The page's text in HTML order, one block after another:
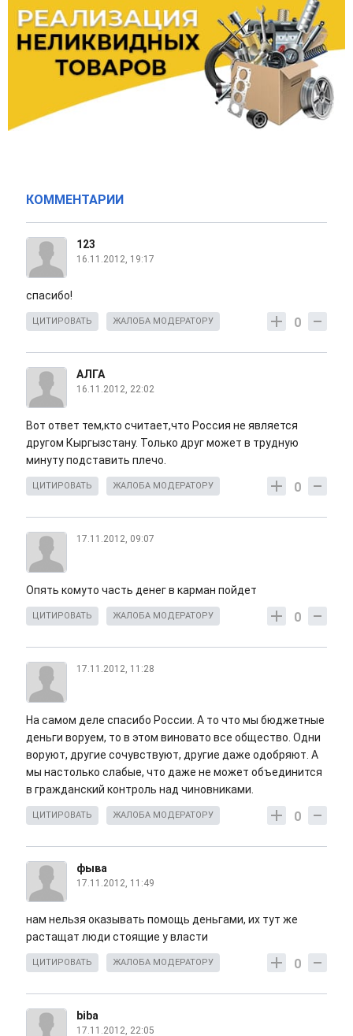
КОММЕНТАРИИ
123
16.11.2012, 19:17
спасибо!
0
ЦИТИРОВАТЬ ЖАЛОБА МОДЕРАТОРУ
АЛГА
16.11.2012, 22:02
Вот ответ тем,кто считает,что Россия не является
другом Кыргызстану. Только друг может в трудную
минуту подставить плечо.
0
ЦИТИРОВАТЬ ЖАЛОБА МОДЕРАТОРУ
17.11.2012, 09:07
Опять комуто часть денег в карман пойдет
0
ЦИТИРОВАТЬ ЖАЛОБА МОДЕРАТОРУ
17.11.2012, 11:28
На самом деле спасибо России. А то что мы бюджетные
деньги воруем, то в этом виновато все общество. Одни
воруют, другие сочувствуют, другие даже одобряют. А
мы настолько слабые, что даже не может объединится
в гражданский контроль над чиновниками.
0
ЦИТИРОВАТЬ ЖАЛОБА МОДЕРАТОРУ
фыва
17.11.2012, 11:49
нам нельзя оказывать помощь деньгами, их тут же
растащат люди стоящие у власти
0
ЦИТИРОВАТЬ ЖАЛОБА МОДЕРАТОРУ
biba
17.11.2012, 22:05